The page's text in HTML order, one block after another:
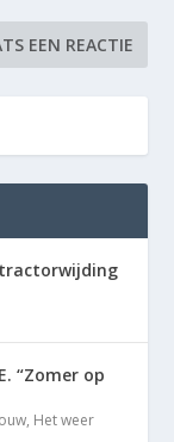
“Zomer op
, Het weer